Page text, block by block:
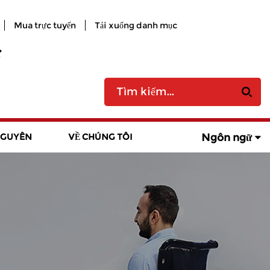
Mua trực tuyến Tải xuống danh mục
VỀ CHÚNG TÔI Ngôn ngữ